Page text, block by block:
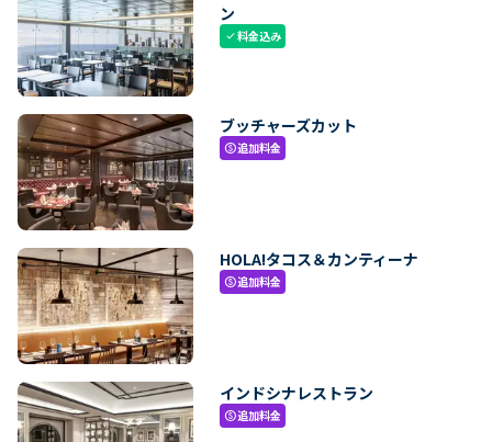
ン
check料金込み
ブッチャーズカット
paid追加料金
HOLA!タコス＆カンティーナ
paid追加料金
インドシナレストラン
paid追加料金